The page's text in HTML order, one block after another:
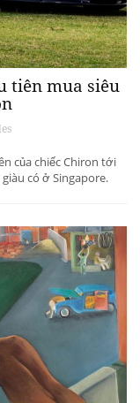
tiên mua siêu
của chiếc Chiron tới
có ở Singapore.